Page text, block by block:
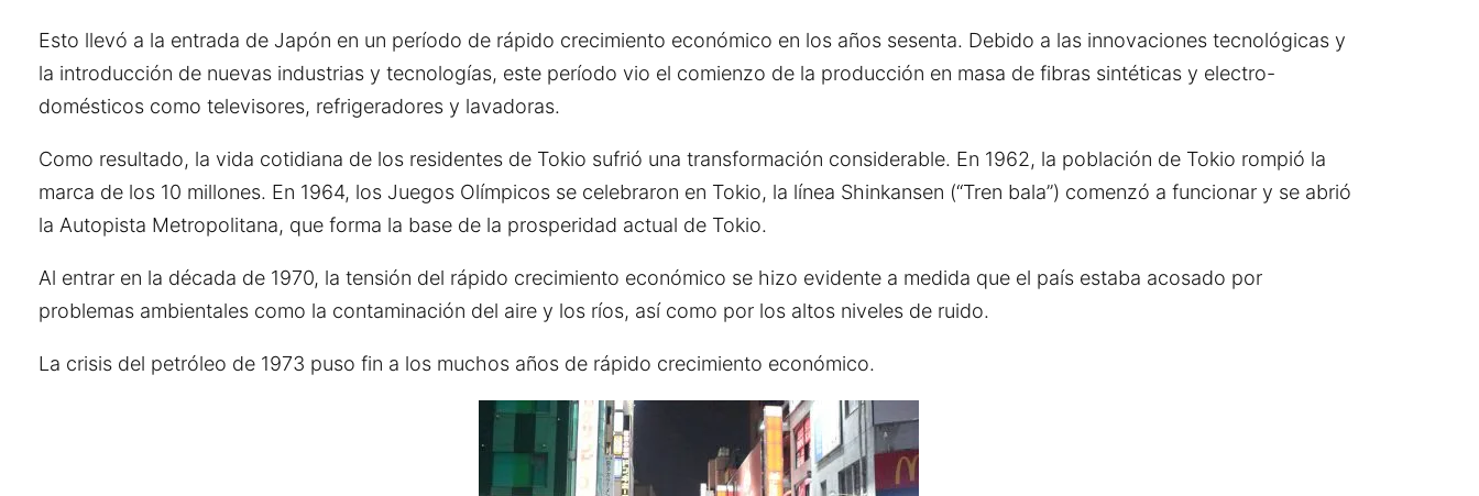
Esto llevó a la entrada de Japón en un período de rápido crecimiento económico en los años sesenta. Debido a las innovaciones tecnológicas y
la introducción de nuevas industrias y tecnologías, este período vio el comienzo de la producción en masa de fibras sintéticas y electro-
domésticos como televisores, refrigeradores y lavadoras.
Como resultado, la vida cotidiana de los residentes de Tokio sufrió una transformación considerable. En 1962, la población de Tokio rompió la
marca de los 10 millones. En 1964, los Juegos Olímpicos se celebraron en Tokio, la línea Shinkansen (“Tren bala”) comenzó a funcionar y se abrió
la Autopista Metropolitana, que forma la base de la prosperidad actual de Tokio.
Al entrar en la década de 1970, la tensión del rápido crecimiento económico se hizo evidente a medida que el país estaba acosado por
problemas ambientales como la contaminación del aire y los ríos, así como por los altos niveles de ruido.
La crisis del petróleo de 1973 puso fin a los muchos años de rápido crecimiento económico.